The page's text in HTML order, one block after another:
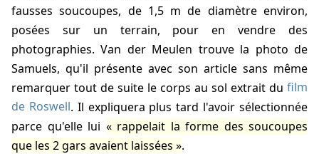
fausses soucoupes, de 1,5 m de diamètre environ,
posées sur un terrain, pour en vendre des
photographies. Van der Meulen trouve la photo de
Samuels, qu'il présente avec son article sans même
remarquer tout de suite le corps au sol extrait du film
de Roswell. Il expliquera plus tard l'avoir sélectionnée
parce qu'elle lui
rappelait la forme des soucoupes
que les 2 gars avaient laissées
.